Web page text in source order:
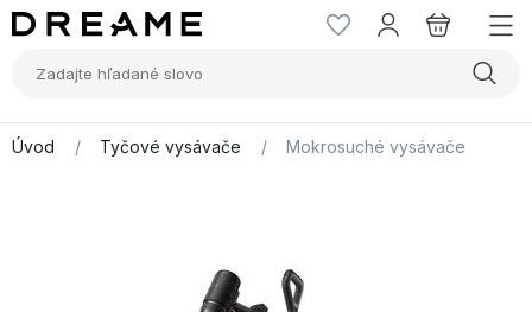
Úvod / Tyčové vysávače / Mokrosuché vysávače